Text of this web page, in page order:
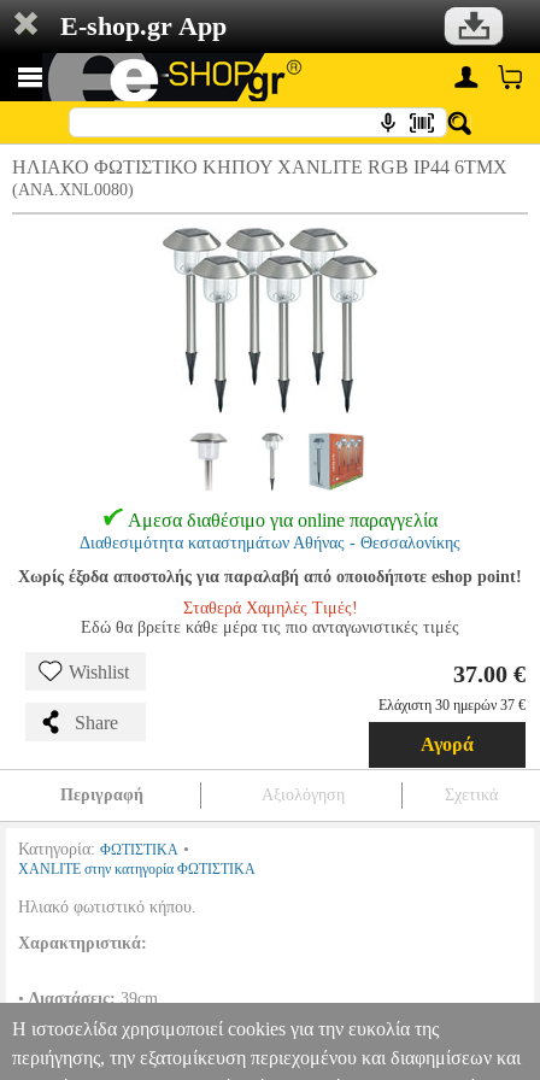
E-shop.gr App
ΗΛΙΑΚΟ ΦΩΤΙΣΤΙΚΟ ΚΗΠΟΥ XANLITE RGB IP44 6ΤΜΧ
(ANA.XNL0080)
Αμεσα διαθέσιμο για online παραγγελία
Διαθεσιμότητα καταστημάτων Αθήνας - Θεσσαλονίκης
Χωρίς έξοδα αποστολής για παραλαβή από οποιοδήποτε eshop point!
Σταθερά Χαμηλές Τιμές!
Εδώ θα βρείτε κάθε μέρα τις πιο ανταγωνιστικές τιμές
Wishlist
Share
37.00 €
Ελάχιστη 30 ημερών 37 €
Αγορά
Περιγραφή Αξιολόγηση Σχετικά
Κατηγορία: ΦΩΤΙΣΤΙΚΑ •
XANLITE στην κατηγορία ΦΩΤΙΣΤΙΚΑ
Ηλιακό φωτιστικό κήπου.
Χαρακτηριστικά:
•Διαστάσεις:39cm
•
Χρώμα Φωτισμού:
λευκό / rgb
• Προστασία: ip44
Η ιστοσελίδα χρησιμοποιεί cookies για την ευκολία της
περιήγησης, την εξατομίκευση περιεχομένου και διαφημίσεων και